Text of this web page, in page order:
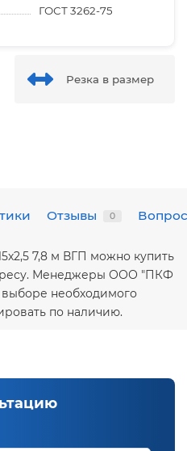
ГОСТ 3262-75
Резка в размер
Отзывы 0
7,8 м ВГП можно купить
Менеджеры ООО "ПКФ
выборе необходимого
по наличию.